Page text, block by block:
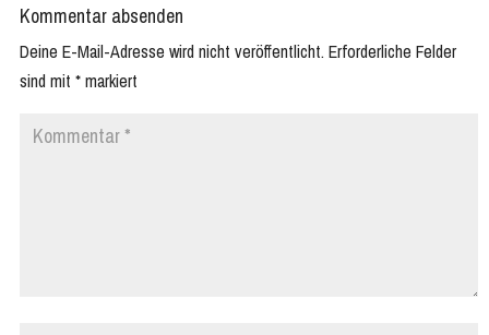
Kommentar absenden
Deine E-Mail-Adresse wird nicht veröffentlicht. Erforderliche Felder
sind mit *markiert